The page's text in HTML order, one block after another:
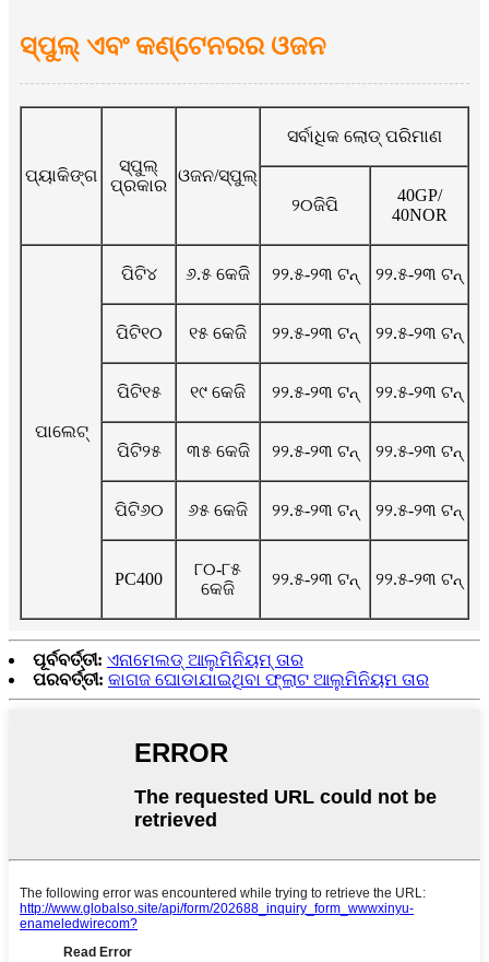
ସ୍ପୁଲ୍ ଏବଂ କଣ୍ଟେନରର ଓଜନ
ପ୍ୟାକିଙ୍ଗ
ସ୍ପୁଲ୍
ପ୍ରକାର
ଓଜନ/ସ୍ପୁଲ୍
ସର୍ବାଧିକ ଲୋଡ୍ ପରିମାଣ
୨୦ଜିପି
40GP/
40NOR
ପାଲେଟ୍
ପିଟି୪ ୬.୫ କେଜି ୨୨.୫-୨୩ ଟନ୍ ୨୨.୫-୨୩ ଟନ୍
ପିଟି୧୦ ୧୫ କେଜି ୨୨.୫-୨୩ ଟନ୍ ୨୨.୫-୨୩ ଟନ୍
ପିଟି୧୫ ୧୯ କେଜି ୨୨.୫-୨୩ ଟନ୍ ୨୨.୫-୨୩ ଟନ୍
ପିଟି୨୫ ୩୫ କେଜି ୨୨.୫-୨୩ ଟନ୍ ୨୨.୫-୨୩ ଟନ୍
ପିଟି୬୦ ୬୫ କେଜି ୨୨.୫-୨୩ ଟନ୍ ୨୨.୫-୨୩ ଟନ୍
PC400
୮୦-୮୫
କେଜି
୨୨.୫-୨୩ ଟନ୍ ୨୨.୫-୨୩ ଟନ୍
ପୂର୍ବବର୍ତ୍ତୀ: ଏନାମେଲଡ୍ ଆଲୁମିନିୟମ୍ ତାର
ପରବର୍ତ୍ତୀ: କାଗଜ ଘୋଡାଯାଇଥିବା ଫ୍ଲାଟ ଆଲୁମିନିୟମ ତାର